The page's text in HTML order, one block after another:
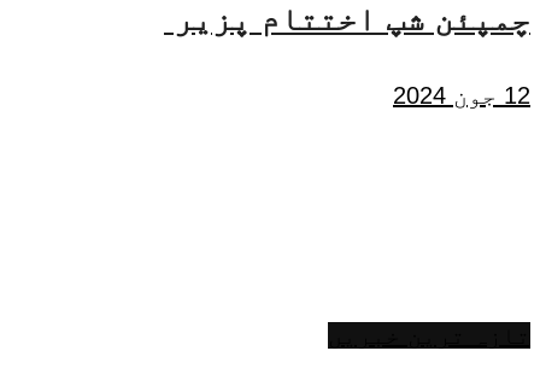
چمپئن شپ اختتام پزیر
12 جون 2024